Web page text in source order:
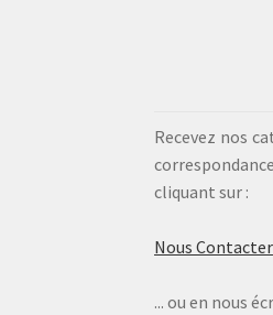
Recevez nos
cliquant sur :
Nous Contacter
... ou en nous